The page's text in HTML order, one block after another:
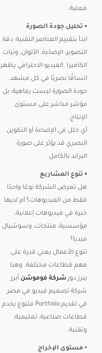
فعلية.
▪️ تحليل جودة الصورة
ابدأ بتقييم العناصر التقنية: دقة
التصوير، الإضاءة، الألوان، وثبات
الكاميرا. الفيديو الاحترافي يظهر
اتساقًا بصريًا في كل مشهد.
جودة الصورة ليست رفاهية؛ بل
مؤشر مباشر على مستوى
الإنتاج.
أي خلل في الإضاءة أو التكوين
البصري قد يؤثر على صورة
البراند بالكامل.
▪️ تنوع المشاريع
هل تعرض الشركة نوعًا واحدًا
فقط من الفيديوهات؟ أم لديها
خبرة في فيديوهات إعلانية،
مؤسسية، منتجات، وسوشيال
ميديا؟
تنوع الأعمال يعني قدرة على
فهم قطاعات مختلفة. وهنا
يبرز دورشركة فوموشن أبرز
شركة تصميم فيديو في مصر
في تقديم Portfolio متنوع يخدم
قطاعات صناعية، تعليمية،
وتقنية.
▪️ مستوى الإخراج